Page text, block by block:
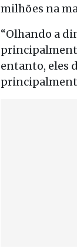
milhões na
“Olhando a
entanto, eles